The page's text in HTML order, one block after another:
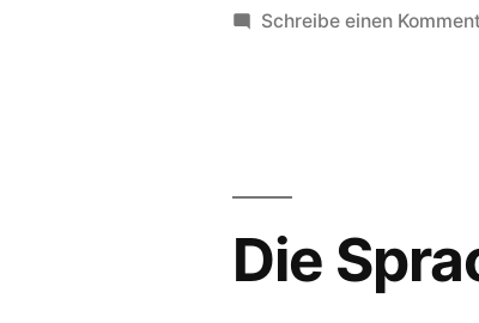
Schreibe einen
Die